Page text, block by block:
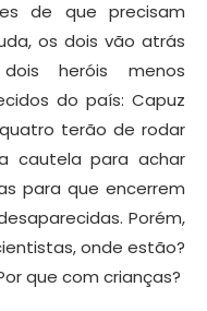
de que precisam
os dois vão atrás
heróis menos
do país: Capuz
terão de rodar
cautela para achar
para que encerrem
Porém,
onde estão?
que com crianças?